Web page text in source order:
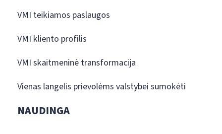
VMI teikiamos paslaugos
VMI kliento profilis
VMI skaitmeninė transformacija
Vienas langelis prievolėms valstybei sumokėti
NAUDINGA